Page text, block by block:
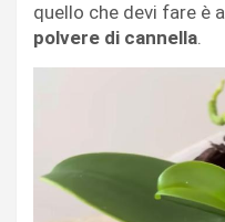
quello che devi fare è
polvere di cannella.